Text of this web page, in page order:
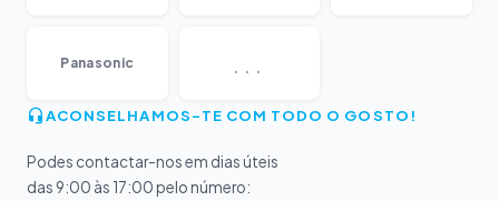
Panasonic
ACONSELHAMOS-TE COM TODO O GOSTO!
Podes contactar-nos em dias úteis
das 9:00 às 17:00 pelo número: